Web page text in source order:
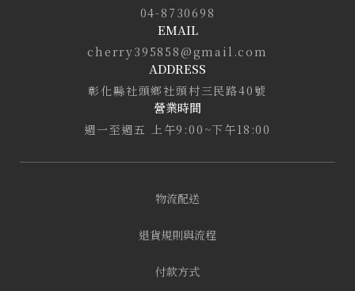
04-8730698
EMAIL
cherry395858@gmail.com
ADDRESS
彰化縣社頭鄉社頭村三民路40號
營業時間
週一至週五 上午9:00~下午18:00
物流配送
退貨規則與流程
付款方式